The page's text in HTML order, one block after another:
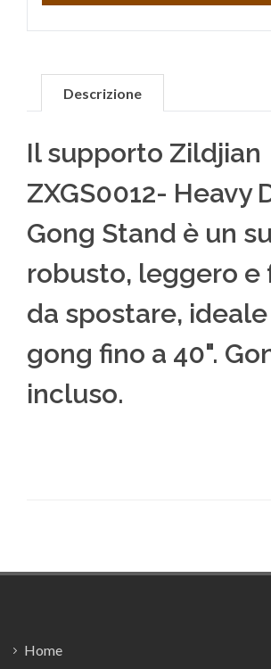
Descrizione
Il supporto Zildjian
ZXGS0012- Heavy
Gong Stand è un
robusto, leggero e
da spostare,
gong fino a 40".
incluso.
Home